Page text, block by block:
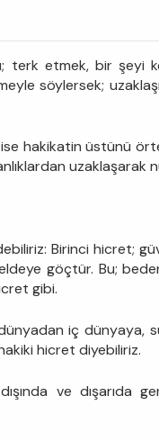
terk etmek, bir şeyi
söylersek;
ise hakikatin üstünü
uzaklaşarak
Birinci hicret;
göçtür. Bu;
gibi.
iç dünyaya,
hicret diyebiliriz.
ve dışarıda